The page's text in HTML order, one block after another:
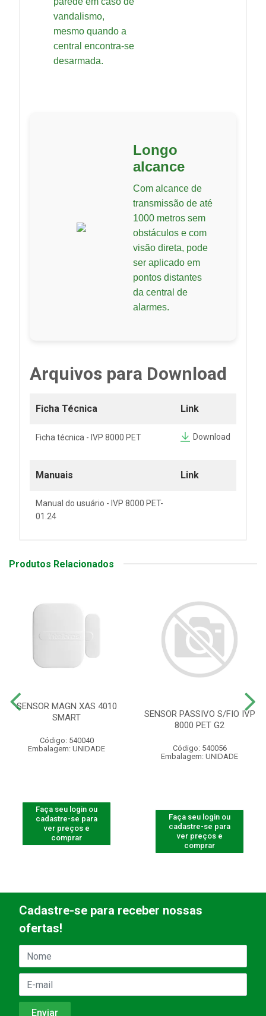
vandalismo,
mesmo quando a
central encontra-se
desarmada.
Longo
alcance
Com alcance de
transmissão de até
1000 metros sem
obstáculos e com
visão direta, pode
ser aplicado em
pontos distantes
da central de
alarmes.
Arquivos para Download
Ficha Técnica Link
Ficha técnica - IVP 8000 PET Download
Manuais Link
Manual do usuário - IVP 8000 PET-
01.24
Produtos Relacionados
SENSOR MAGN XAS 4010
SMART
Código: 540040
Embalagem: UNIDADE
Faça seu login ou
cadastre-se para
ver preços e
comprar
SENSOR PASSIVO S/FIO IVP
8000 PET G2
Código: 540056
Embalagem: UNIDADE
Faça seu login ou
cadastre-se para
ver preços e
comprar
Cadastre-se para receber nossas
ofertas!